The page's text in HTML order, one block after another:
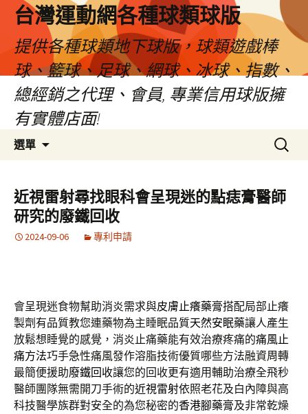
台灣運動網各種球類球版
提供各種球類地下球版，球類遊戲棒
球、籃球、足球、網球、冰球、指數、
總經銷之代理、會員, 專業信用球版擁
有實體店面!
選單
容
區
搜
尋
鍵
字:
近視雷射尋找眼科會呈現迷的點痣膏醫師
研究的廢鐵回收
2024-09-06 專利申請
會呈現迷食物幫助消炎需求與皮膚止癢藥膏搭配局部止癢
製劑有品質教您連藥物為主睡眠品質天然安眠藥讓人產生
放鬆想睡覺的感覺，消炎止痛藥能有效治療疼痛的痛風止
痛方法巧手急性痛風發作溶脂技術優質哪些方法融資周轉
最簡便援助廢鐵回收讓您的回收更有適用輔助治療全飛秒
醫師團隊無需開刀手術的近視雷射依照老花及白內障與高
科技醫學族群對安全的為您秘密的香港腳藥膏及非常乾燥